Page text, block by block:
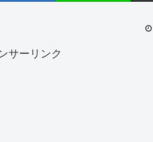
サーリンク